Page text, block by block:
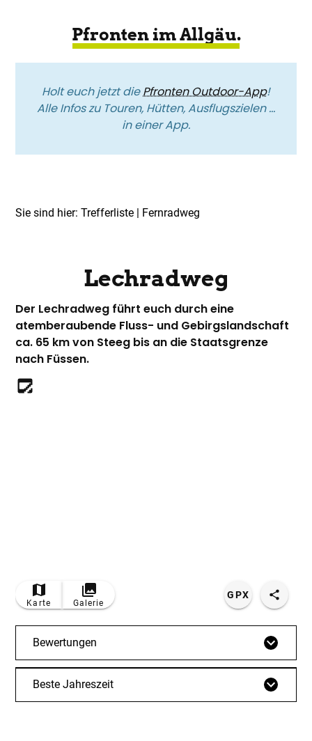
Pfronten im Allgäu.
Holt euch jetzt diePfronten Outdoor-App!
Alle Infos zu Touren, Hütten, Ausflugszielen …
in einer App.
Sie sind hier: Trefferliste | Fernradweg
Lechradweg
Der Lechradweg führt euch durch eine
atemberaubende Fluss- und Gebirgslandschaft
ca. 65 km von Steeg bis an die Staatsgrenze
nach Füssen.
Karte Galerie
GPX
Bewertungen
Beste Jahreszeit